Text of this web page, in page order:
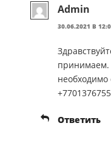
Admin
30.06.2021 В
принимаем.
необходимо
Ответить